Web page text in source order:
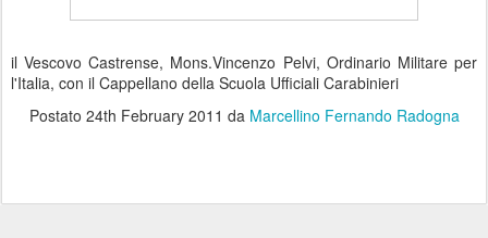
il Vescovo Castrense, Mons.Vincenzo Pelvi, Ordinario Militare per
l'Italia, con il Cappellano della Scuola Ufficiali Carabinieri
Postato 24th February 2011 da Marcellino Fernando Radogna